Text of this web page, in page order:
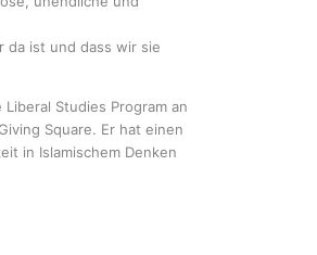
da ist und dass wir sie
Studies Program an
Square. Er hat einen
in Islamischem Denken